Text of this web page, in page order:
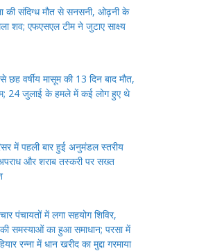
की संदिग्ध मौत से सनसनी, ओढ़नी के
शव; एफएसएल टीम ने जुटाए साक्ष्य
वर्षीय मासूम की 13 दिन बाद मौत,
24 जुलाई के हमले में कई लोग हुए थे
में पहली बार हुई अनुमंडल स्तरीय
और शराब तस्करी पर सख्त
पंचायतों में लगा सहयोग शिविर,
की समस्याओं का हुआ समाधान; परसा में
रन्ना में धान खरीद का मुद्दा गरमाया